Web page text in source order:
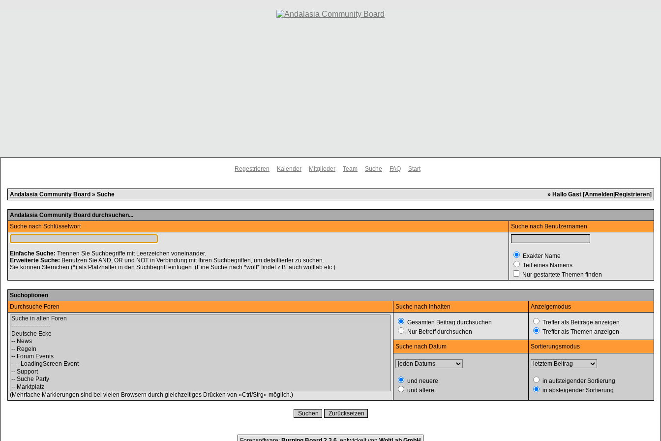
Regestrieren Kalender Mitglieder Team Suche FAQ Start
Andalasia Community Board » Suche » Hallo Gast [Anmelden| Registrieren]
Andalasia Community Board durchsuchen...
Suche nach Schlüsselwort
Suche nach Benutzernamen
Einfache Suche: Trennen Sie Suchbegriffe mit Leerzeichen voneinander.
Erweiterte Suche: Benutzen Sie AND, OR und NOT in Verbindung mit Ihren Suchbegriffen, um detaillierter zu suchen.
Sie können Sternchen (*) als Platzhalter in den Suchbegriff einfügen. (Eine Suche nach *wolt* findet z.B. auch woltlab etc.)
Exakter Name
Teil eines Namens
Nur gestartete Themen finden
Suchoptionen
Durchsuche Foren
Suche nach Inhalten Anzeigemodus
(Mehrfache Markierungen sind bei vielen Browsern durch gleichzeitiges Drücken von »Ctrl/Strg« möglich.)
Gesamten Beitrag durchsuchen
Nur Betreff durchsuchen
Treffer als Beiträge anzeigen
Treffer als Themen anzeigen
Suche nach Datum Sortierungsmodus
und neuere
und ältere
in aufsteigender Sortierung
in absteigender Sortierung